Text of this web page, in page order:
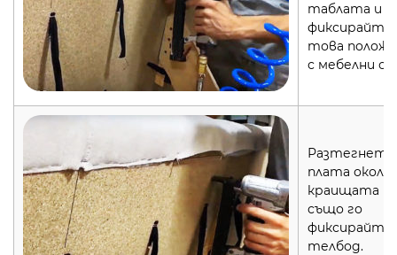
таблата и
фиксирайте
това
с мебелни
Разтегнете
плата около
краищата и
също го
фиксирайте
телбод.